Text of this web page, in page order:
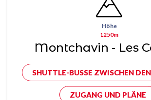
Höhe
1250m
Montchavin - Les
SHUTTLE-BUSSE ZWISCHEN
ZUGANG UND PLÄNE